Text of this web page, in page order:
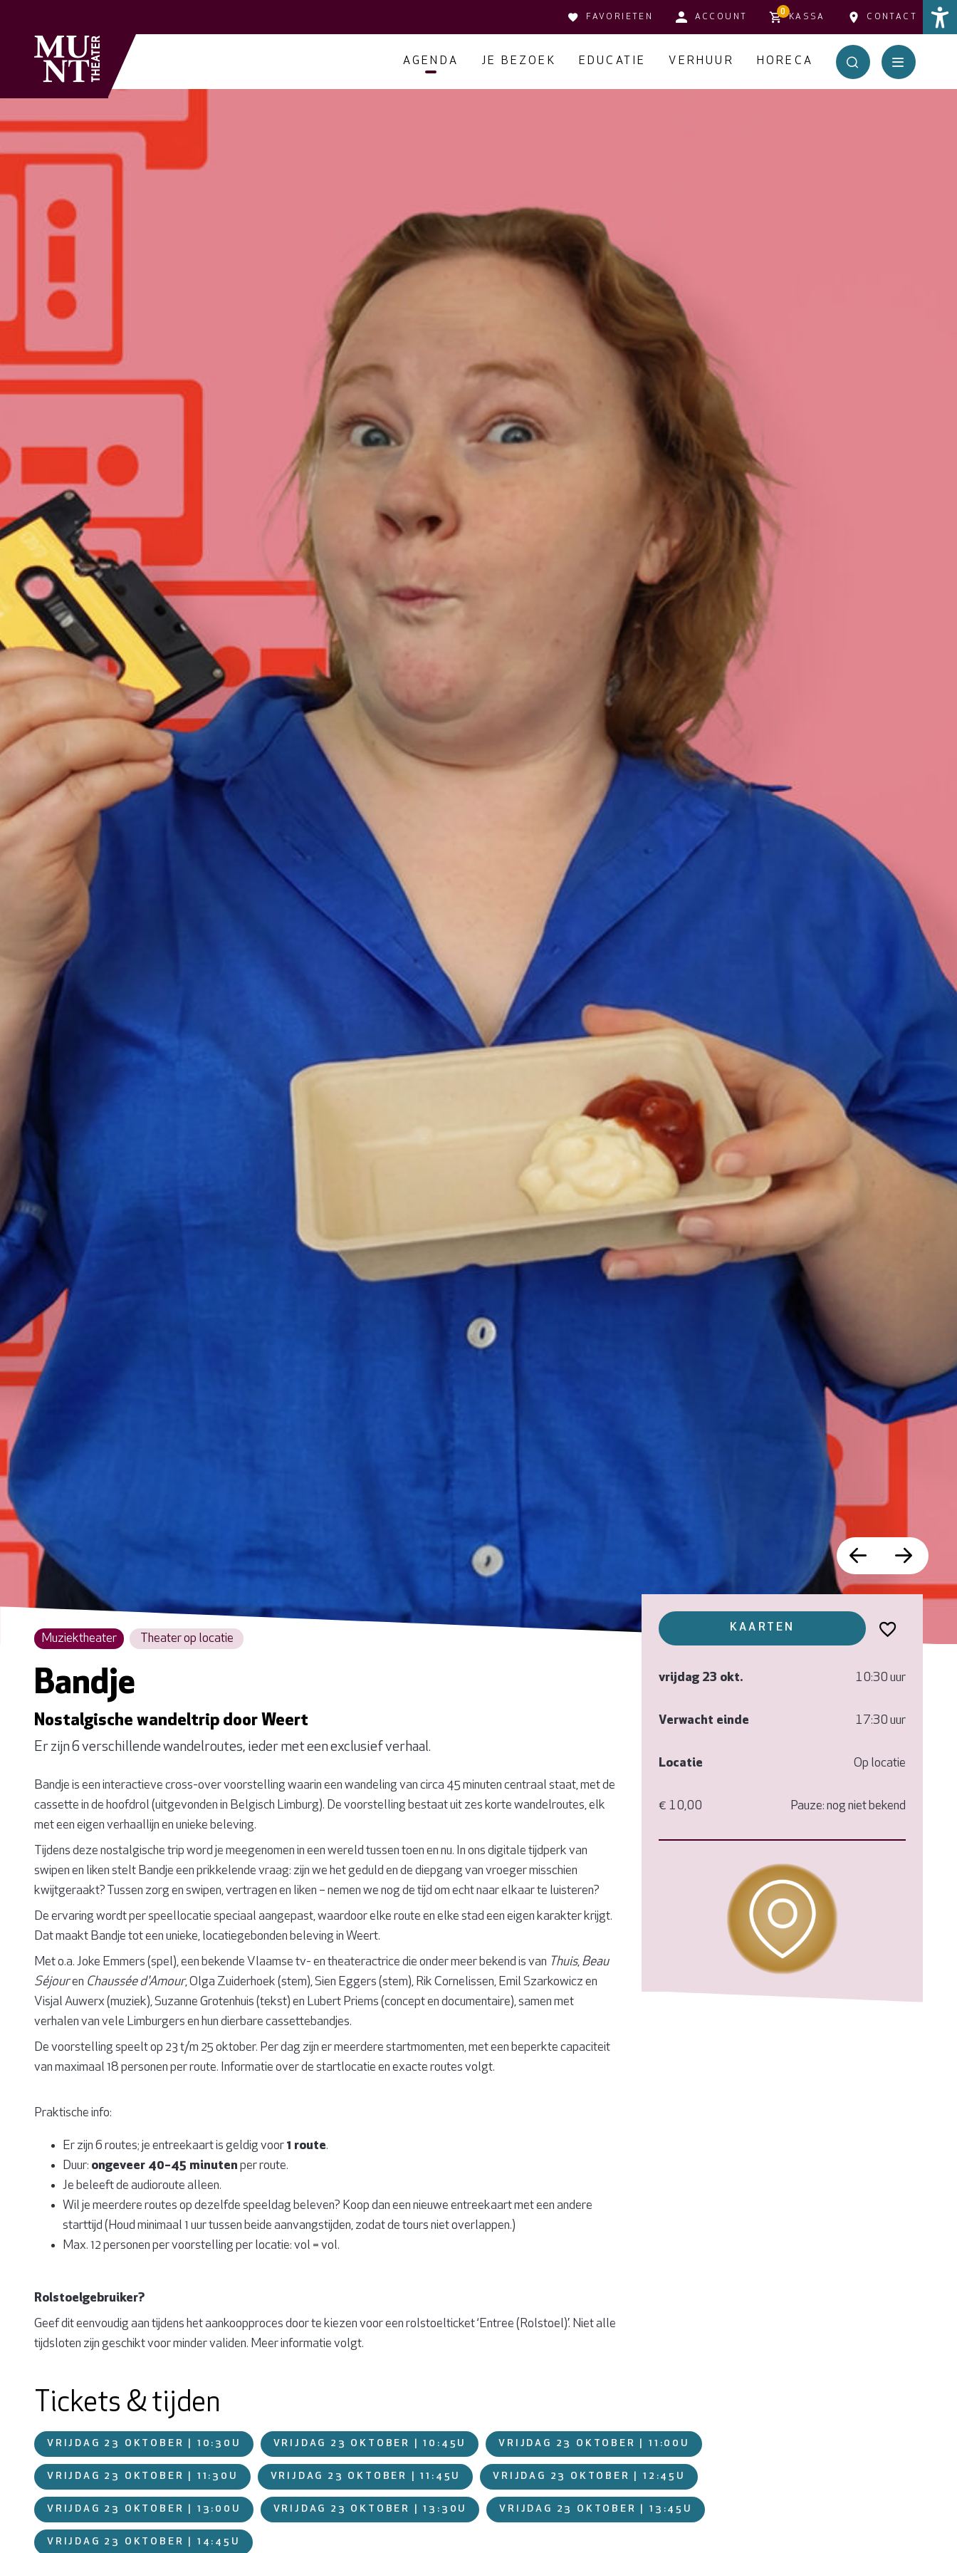
FAVORIETEN ACCOUNT
0
KASSA CONTACT
AGENDA JE BEZOEK EDUCATIE VERHUUR HORECA
Muziektheater Theater op locatie
Bandje
Nostalgische wandeltrip door Weert
Er zijn 6 verschillende wandelroutes, ieder met een exclusief verhaal.
Bandje is een interactieve cross-over voorstelling waarin een wandeling van circa 45 minuten centraal staat, met de
cassette in de hoofdrol (uitgevonden in Belgisch Limburg). De voorstelling bestaat uit zes korte wandelroutes, elk
met een eigen verhaallijn en unieke beleving.
Tijdens deze nostalgische trip word je meegenomen in een wereld tussen toen en nu. In ons digitale tijdperk van
swipen en liken stelt Bandje een prikkelende vraag: zijn we het geduld en de diepgang van vroeger misschien
kwijtgeraakt? Tussen zorg en swipen, vertragen en liken – nemen we nog de tijd om echt naar elkaar te luisteren?
De ervaring wordt per speellocatie speciaal aangepast, waardoor elke route en elke stad een eigen karakter krijgt.
Dat maakt Bandje tot een unieke, locatiegebonden beleving in Weert.
Met o.a. Joke Emmers (spel), een bekende Vlaamse tv- en theateractrice die onder meer bekend is van Thuis, Beau
Séjouren Chaussée d'Amour, Olga Zuiderhoek (stem), Sien Eggers (stem), Rik Cornelissen, Emil Szarkowicz en
Visjal Auwerx (muziek), Suzanne Grotenhuis (tekst) en Lubert Priems (concept en documentaire), samen met
verhalen van vele Limburgers en hun dierbare cassettebandjes.
De voorstelling speelt op 23 t/m 25 oktober. Per dag zijn er meerdere startmomenten, met een beperkte capaciteit
van maximaal 18 personen per route. Informatie over de startlocatie en exacte routes volgt.
Praktische info:
Er zijn 6 routes; je entreekaart is geldig voor 1 route.
Duur: ongeveer 40–45 minuten per route.
Je beleeft de audioroute alleen.
Wil je meerdere routes op dezelfde speeldag beleven? Koop dan een nieuwe entreekaart met een andere
starttijd (Houd minimaal 1 uur tussen beide aanvangstijden, zodat de tours niet overlappen.)
Max. 12 personen per voorstelling per locatie: vol = vol.
Rolstoelgebruiker?
Geef dit eenvoudig aan tijdens het aankoopproces door te kiezen voor een rolstoelticket ‘Entree (Rolstoel)’. Niet alle
tijdsloten zijn geschikt voor minder validen. Meer informatie volgt.
KAARTEN
vrijdag 23 okt. 10:30 uur
Verwacht einde 17:30 uur
Locatie Op locatie
€ 10,00 Pauze: nog niet bekend
Tickets & tijden
VRIJDAG 23 OKTOBER | 10:30U VRIJDAG 23 OKTOBER | 10:45U VRIJDAG 23 OKTOBER | 11:00U
VRIJDAG 23 OKTOBER | 11:30U VRIJDAG 23 OKTOBER | 11:45U VRIJDAG 23 OKTOBER | 12:45U
VRIJDAG 23 OKTOBER | 13:00U VRIJDAG 23 OKTOBER | 13:30U VRIJDAG 23 OKTOBER | 13:45U
VRIJDAG 23 OKTOBER | 14:45U